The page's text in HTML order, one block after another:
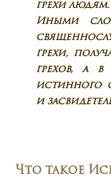
грехи людям.
Иными
грехи,
грехов, а в
истинного
и
Что такое